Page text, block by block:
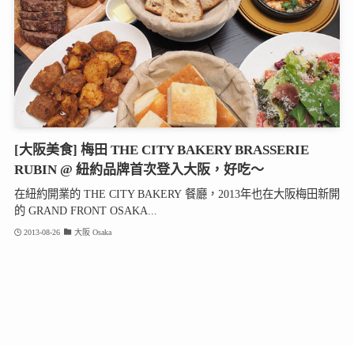
[大阪美食] 梅田 THE CITY BAKERY BRASSERIE
RUBIN @ 紐約品牌首次登入大阪，好吃～
在紐約開業的 THE CITY BAKERY 餐廳，2013年也在大阪梅田新開
的 GRAND FRONT OSAKA...
2013-08-26 大阪 Osaka